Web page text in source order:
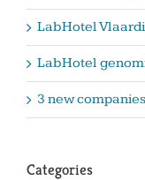
LabHotel
LabHotel
3 new
Categories